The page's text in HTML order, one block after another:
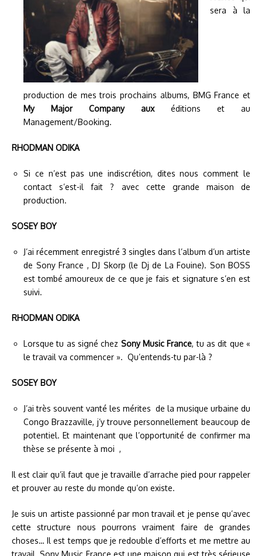
sera à la
production de mes trois prochains albums, BMG France et
My Major Company auxéditions et au
Management/Booking.
RHODMAN ODIKA
Si ce n’est pas une indiscrétion, dites nous comment le
contact s’est-il fait ? avec cette grande maison de
production.
SOSEY BOY
J’ai récemment enregistré 3 singles dans l’album d’un artiste
de Sony France , DJ Skorp (le Dj de La Fouine). Son BOSS
est tombé amoureux de ce que je fais et signature s’en est
suivi.
RHODMAN ODIKA
Lorsque tu as signé chez Sony Music France, tu as dit que «
le travail va commencer ». Qu’entends-tu par-là ?
SOSEY BOY
J’ai très souvent vanté les mérites de la musique urbaine du
Congo Brazzaville, j’y trouve personnellement beaucoup de
potentiel. Et maintenant que l’opportunité de confirmer ma
thèse se présente à moi ,
Il est clair qu’il faut que je travaille d’arrache pied pour rappeler
et prouver au reste du monde qu’on existe.
Je suis un artiste passionné par mon travail et je pense qu’avec
cette structure nous pourrons vraiment faire de grandes
choses… Il est temps que je redouble d’efforts et me mettre au